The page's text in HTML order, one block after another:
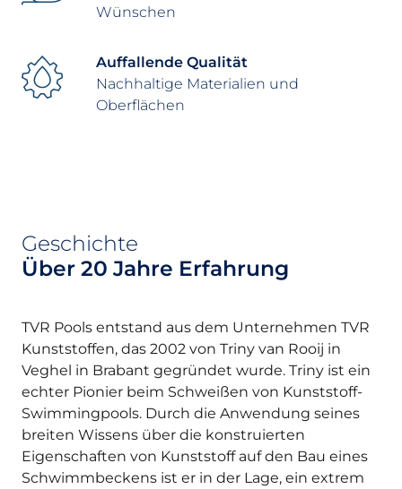
Wünschen
Auffallende Qualität
Nachhaltige Materialien und
Oberflächen
Geschichte
Über 20 Jahre Erfahrung
TVR Pools entstand aus dem Unternehmen TVR
Kunststoffen, das 2002 von Triny van Rooij in
Veghel in Brabant gegründet wurde. Triny ist ein
echter Pionier beim Schweißen von Kunststoff-
Swimmingpools. Durch die Anwendung seines
breiten Wissens über die konstruierten
Eigenschaften von Kunststoff auf den Bau eines
Schwimmbeckens ist er in der Lage, ein extrem